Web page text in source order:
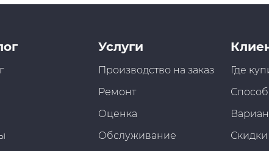
Услуги
Производство на заказ
Ремонт
Оценка
Обслуживание
Где